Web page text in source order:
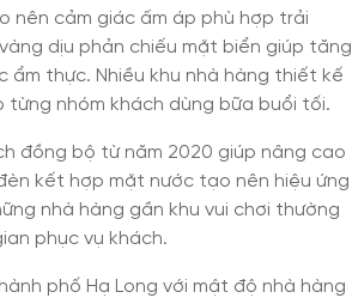
nên cảm giác ấm áp phù hợp trải
dịu phản chiếu mặt biển giúp tăng
thực. Nhiều khu nhà hàng thiết kế
nhóm khách dùng bữa buổi tối.
đồng bộ từ năm 2020 giúp nâng cao
kết hợp mặt nước tạo nên hiệu ứng
nhà hàng gần khu vui chơi thường
phục vụ khách.
phố Hạ Long với mật độ nhà hàng